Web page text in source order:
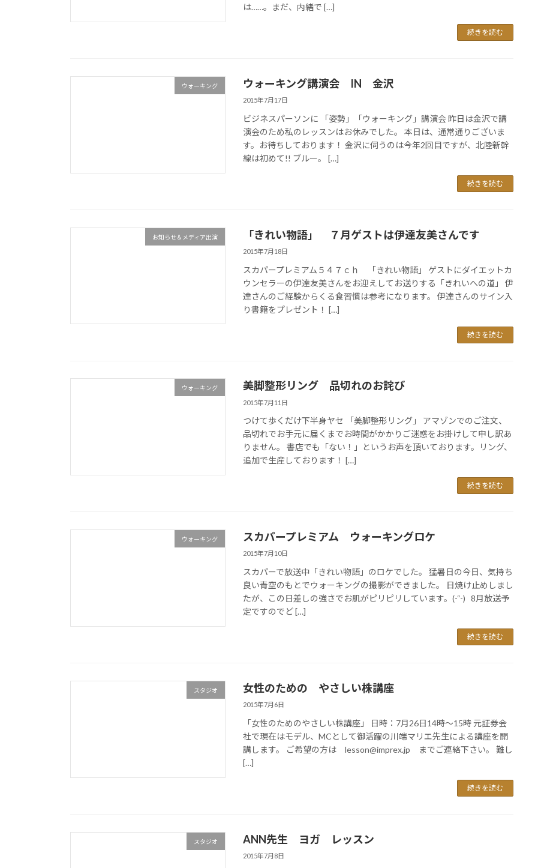
は……。まだ、内緒で […]
続きを読む
ウォーキング ウォーキング講演会 IN 金沢
2015年7月17日
ビジネスパーソンに 「姿勢」「ウォーキング」講演会 昨日は金沢で講
演会のため私のレッスンはお休みでした。 本日は、通常通りございま
す。お待ちしております！ 金沢に伺うのは今年2回目ですが、北陸新幹
線は初めて!! ブルー。 […]
続きを読む
お知らせ＆メディア出演 「きれい物語」 ７月ゲストは伊達友美さんです
2015年7月18日
スカパープレミアム５４７ｃｈ 「きれい物語」 ゲストにダイエットカ
ウンセラーの伊達友美さんをお迎えしてお送りする「きれいへの道」 伊
達さんのご経験からくる食習慣は参考になります。 伊達さんのサイン入
り書籍をプレゼント！ […]
続きを読む
ウォーキング 美脚整形リング 品切れのお詫び
2015年7月11日
つけて歩くだけ下半身ヤセ 「美脚整形リング」 アマゾンでのご注文、
品切れでお手元に届くまでお時間がかかりご迷惑をお掛けして申し訳あ
りません。 書店でも「ない！」というお声を頂いております。リング、
追加で生産しております！ […]
続きを読む
ウォーキング スカパープレミアム ウォーキングロケ
2015年7月10日
スカパーで放送中「きれい物語」のロケでした。 猛暑日の今日、気持ち
良い青空のもとでウォーキングの撮影ができました。 日焼け止めしまし
たが、この日差しの強さでお肌がピリピリしています。(-“-) 8月放送予
定ですのでど […]
続きを読む
スタジオ 女性のための やさしい株講座
2015年7月6日
「女性のためのやさしい株講座」 日時：7月26日14時～15時 元証券会
社で現在はモデル、MCとして御活躍の川端マリエ先生による講座を開
講します。 ご希望の方は lesson@imprex.jp までご連絡下さい。 難し
[…]
続きを読む
スタジオ ANN先生 ヨガ レッスン
2015年7月8日